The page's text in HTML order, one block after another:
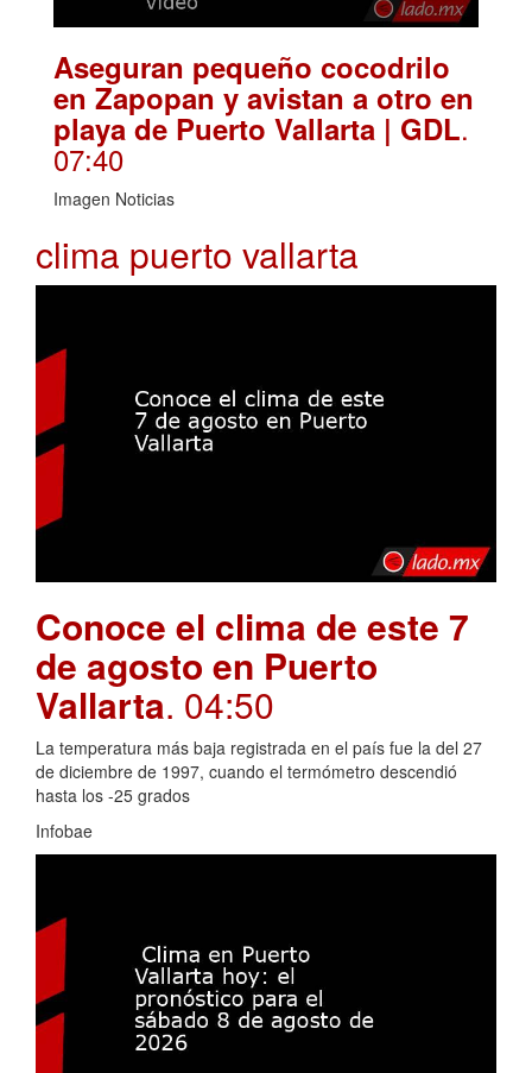
Aseguran pequeño cocodrilo
en Zapopan y avistan a otro en
playa de Puerto Vallarta | GDL.
07:40
Imagen Noticias
clima puerto vallarta
Conoce el clima de este 7
de agosto en Puerto
Vallarta. 04:50
La temperatura más baja registrada en el país fue la del 27
de diciembre de 1997, cuando el termómetro descendió
hasta los -25 grados
Infobae